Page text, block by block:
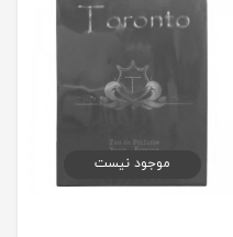
موجود نیست